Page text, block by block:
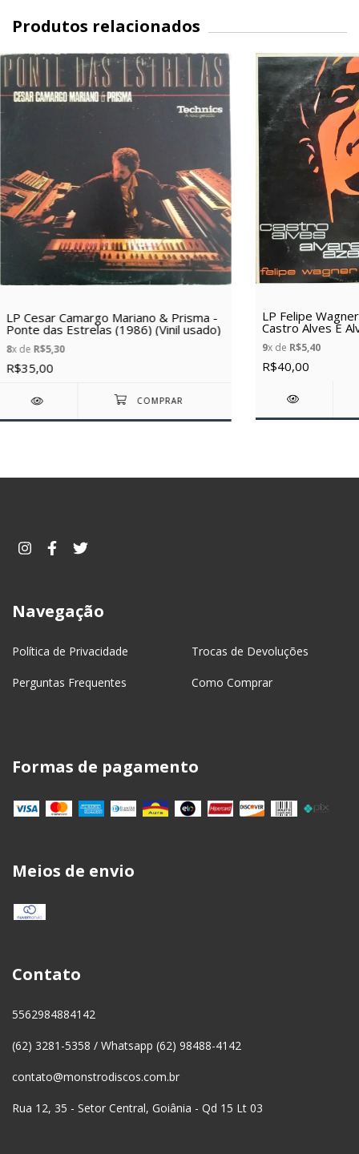
Produtos relacionados
LP Cesar Camargo Mariano & Prisma -
Ponte das Estrelas (1986) (Vinil usado)
8x de R$5,30
R$35,00
LP Felipe
Castro Alves E
(1989) (Vinil
9x de R$5,40
R$40,00
Navegação
Política de Privacidade Trocas de Devoluções
Perguntas Frequentes Como Comprar
Formas de pagamento
Meios de envio
Contato
5562984884142
(62) 3281-5358 / Whatsapp (62) 98488-4142
contato@monstrodiscos.com.br
Rua 12, 35 - Setor Central, Goiânia - Qd 15 Lt 03